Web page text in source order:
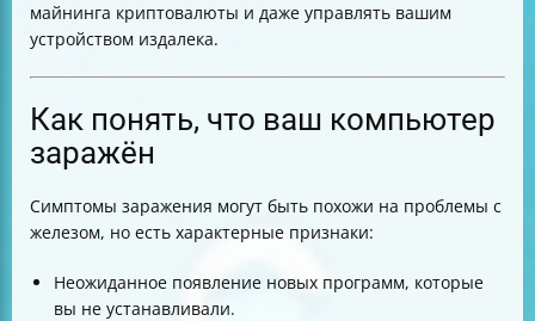
майнинга криптовалюты и даже управлять вашим
устройством издалека.
Как понять, что ваш компьютер
заражён
Симптомы заражения могут быть похожи на проблемы с
железом, но есть характерные признаки:
Неожиданное появление новых программ, которые
вы не устанавливали.